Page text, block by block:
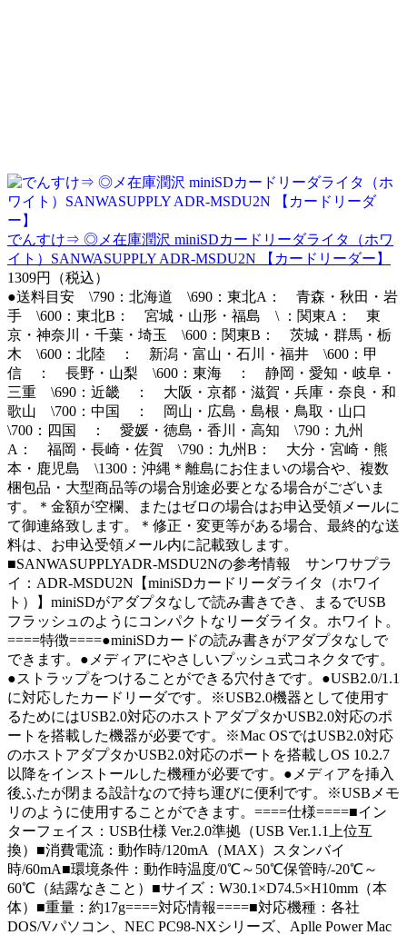
でんすけ⇒ ◎メ在庫潤沢 miniSDカードリーダライタ（ホワ
イト）SANWASUPPLY ADR-MSDU2N 【カードリーダー】
1309円（税込）
●送料目安 \790：北海道 \690：東北A： 青森・秋田・岩
手 \600：東北B： 宮城・山形・福島 \ ：関東A： 東
京・神奈川・千葉・埼玉 \600：関東B： 茨城・群馬・栃
木 \600：北陸 ： 新潟・富山・石川・福井 \600：甲
信 ： 長野・山梨 \600：東海 ： 静岡・愛知・岐阜・
三重 \690：近畿 ： 大阪・京都・滋賀・兵庫・奈良・和
歌山 \700：中国 ： 岡山・広島・島根・鳥取・山口
\700：四国 ： 愛媛・徳島・香川・高知 \790：九州
A： 福岡・長崎・佐賀 \790：九州B： 大分・宮崎・熊
本・鹿児島 \1300：沖縄＊離島にお住まいの場合や、複数
梱包品・大型商品等の場合別途必要となる場合がございま
す。＊金額が空欄、またはゼロの場合はお申込受領メールに
て御連絡致します。＊修正・変更等がある場合、最終的な送
料は、お申込受領メール内に記載致します。
■SANWASUPPLYADR-MSDU2Nの参考情報 サンワサプラ
イ：ADR-MSDU2N【miniSDカードリーダライタ（ホワイ
ト）】miniSDがアダプタなしで読み書きでき、まるでUSB
フラッシュのようにコンパクトなリーダライタ。ホワイト。
====特徴====●miniSDカードの読み書きがアダプタなしで
できます。●メディアにやさしいプッシュ式コネクタです。
●ストラップをつけることができる穴付きです。●USB2.0/1.1
に対応したカードリーダです。※USB2.0機器として使用す
るためにはUSB2.0対応のホストアダプタかUSB2.0対応のポ
ートを搭載した機器が必要です。※Mac OSではUSB2.0対応
のホストアダプタかUSB2.0対応のポートを搭載しOS 10.2.7
以降をインストールした機種が必要です。●メディアを挿入
後ふたが閉まる設計なので持ち運びに便利です。※USBメモ
リのように使用することができます。====仕様====■イン
ターフェイス：USB仕様 Ver.2.0準拠（USB Ver.1.1上位互
換）■消費電流：動作時/120mA（MAX）スタンバイ
時/60mA■環境条件：動作時温度/0℃～50℃保管時/-20℃～
60℃（結露なきこと）■サイズ：W30.1×D74.5×H10mm（本
体）■重量：約17g====対応情報====■対応機種：各社
DOS/Vパソコン、NEC PC98-NXシリーズ、Aplle Power Mac